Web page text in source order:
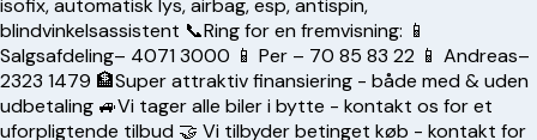
isofix, automatisk lys, airbag, esp, antispin,
blindvinkelsassistent 📞Ring for en fremvisning: 📱
Salgsafdeling– 4071 3000 📱 Per – 70 85 83 22 📱 Andreas–
2323 1479 🏦Super attraktiv finansiering - både med & uden
udbetaling 🚙Vi tager alle biler i bytte - kontakt os for et
uforpligtende tilbud 🤝 Vi tilbyder betinget køb - kontakt for